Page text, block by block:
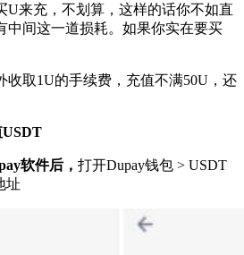
U来充，不划算，这样的话你不如直
中间这一道损耗。如果你实在要买
收取1U的手续费，充值不满50U，还
软件后， 打开Dupay钱包 > USDT
址